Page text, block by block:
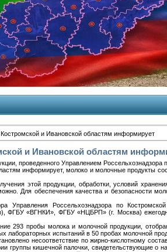
и Ивановской областям информирует
и Ивановской областям
проведенного Управлением
информирует, молоко и молочные продукты
этой продукции, обработки, условий
Для обеспечения качества и безопасности
Управления Россельхознадзора по
ФГБУ «ВГНКИ», ФГБУ «НЦБРП» (г. Москва)
293 пробы молока и молочной продукции,
лабораторных испытаний в 50 пробах молочной
несоответствие по жирно-кислотному
группы кишечной палочки, свидетельствующие о